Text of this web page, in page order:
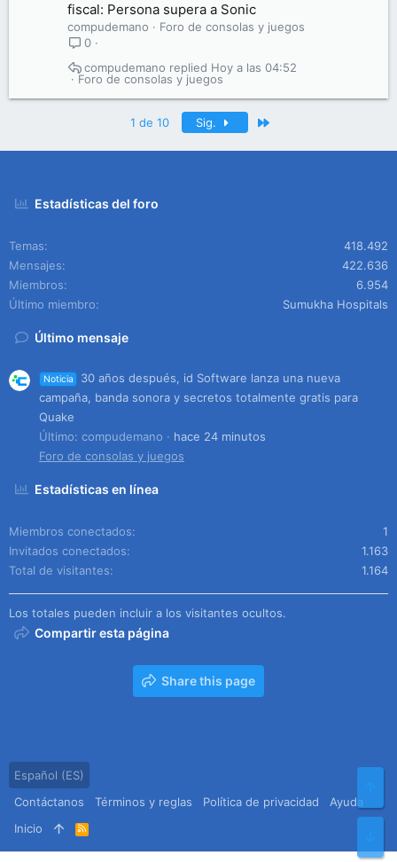
fiscal: Persona supera a Sonic
compudemano
Foro de consolas y juegos
0
Foro de consolas y juegos
Hoy a las 04:52
compudemano
1 de 10 Sig.
Estadísticas del foro
Temas
418.492
Mensajes
422.636
Miembros
6.954
Último miembro
Sumukha Hospitals
Último mensaje
Noticia
30 años después, id Software lanza una nueva
campaña, banda sonora y secretos totalmente gratis para
Quake
Último: compudemano
hace 24 minutos
Foro de consolas y juegos
Estadísticas en línea
Miembros conectados
1
Invitados conectados
1.163
Total de visitantes
1.164
Los totales pueden incluir a los visitantes ocultos.
Compartir esta página
Share this page
Español (ES)
Contáctanos
Términos y reglas Política de privacidad
Ayuda
Inicio
R
S
S